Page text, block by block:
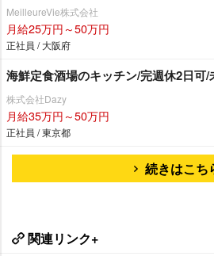
MeilleureVie株式会社
月給25万円～50万円
正社員 / 大阪府
海鮮定食酒場のキッチン/完週休2日可/
株式会社Dazy
月給35万円～50万円
正社員 / 東京都
続きはこち
関連リンク+